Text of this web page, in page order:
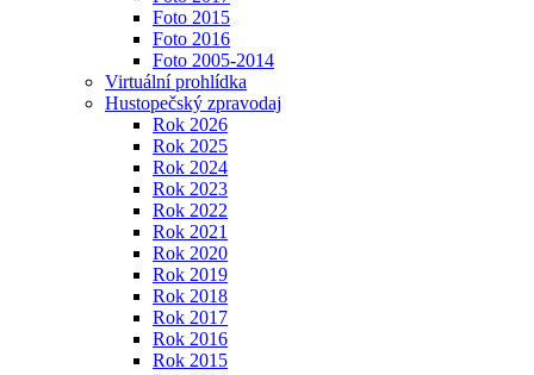
Foto 2015
Foto 2016
Foto 2005-2014
Virtuální prohlídka
Hustopečský zpravodaj
Rok 2026
Rok 2025
Rok 2024
Rok 2023
Rok 2022
Rok 2021
Rok 2020
Rok 2019
Rok 2018
Rok 2017
Rok 2016
Rok 2015